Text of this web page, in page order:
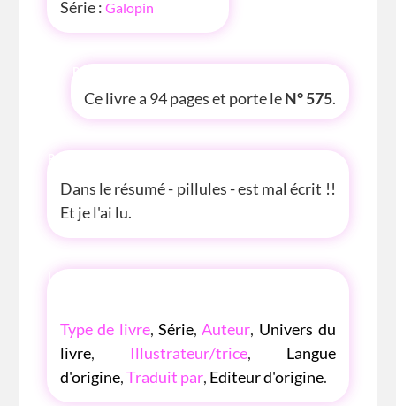
Série : Galopin
P'TITE INFOS
Ce livre a 94 pages et porte leN° 575.
P'TITE ANECDOTE
Dans le résumé - pillules - est mal écrit !!
Et je l'ai lu.
LES P'TITES LISTES DES BIBLIOTHÈQUE
Type de livre, Série, Auteur, Univers du
livre, Illustrateur/trice, Langue
d'origine,Traduit par, Editeur d'origine.